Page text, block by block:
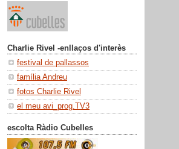
Charlie Rivel -enllaços d'interès
festival de pallassos
família Andreu
fotos Charlie Rivel
el meu avi_prog.TV3
escolta Ràdio Cubelles